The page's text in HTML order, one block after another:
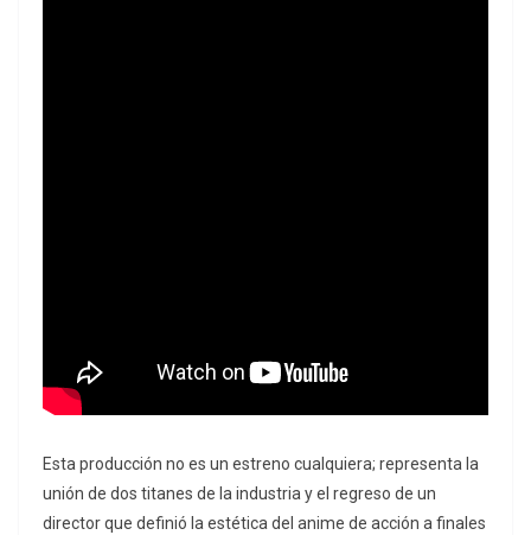
Esta producción no es un estreno cualquiera; representa la
unión de dos titanes de la industria y el regreso de un
director que definió la estética del anime de acción a finales